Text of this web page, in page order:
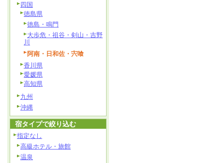
四国
徳島県
徳島・鳴門
大歩危・祖谷・剣山・吉野
川
阿南・日和佐・宍喰
香川県
愛媛県
高知県
九州
沖縄
宿タイプで絞り込む
指定なし
高級ホテル・旅館
温泉